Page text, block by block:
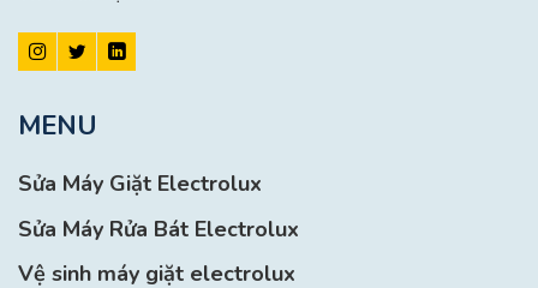
MENU
Sửa Máy Giặt Electrolux
Sửa Máy Rửa Bát Electrolux
Vệ sinh máy giặt electrolux